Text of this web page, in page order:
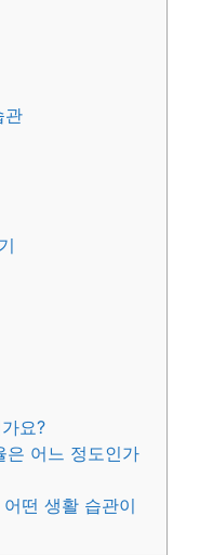
관
요?
은 어느 정도인가
떤 생활 습관이